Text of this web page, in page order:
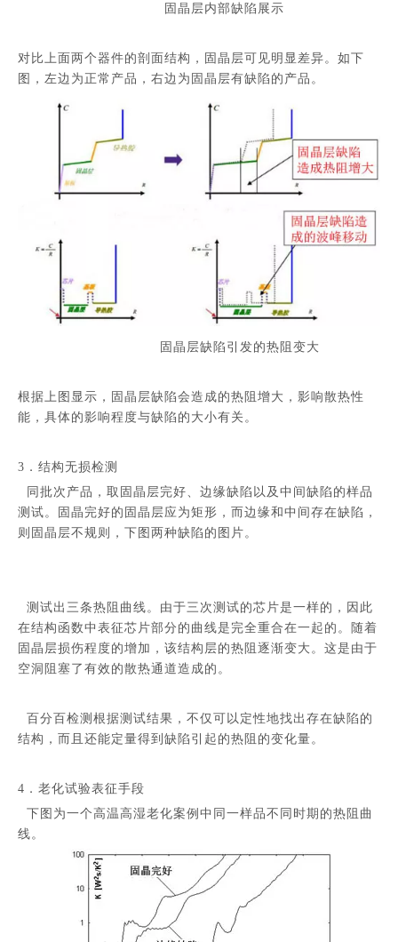
固晶层内部缺陷展示
对比上面两个器件的剖面结构，固晶层可见明显差异。如下
图，左边为正常产品，右边为固晶层有缺陷的产品。
固晶层缺陷引发的热阻变大
根据上图显示，固晶层缺陷会造成的热阻增大，影响散热性
能，具体的影响程度与缺陷的大小有关。
3．结构无损检测
同批次产品，取固晶层完好、边缘缺陷以及中间缺陷的样品
测试。固晶完好的固晶层应为矩形，而边缘和中间存在缺陷，
则固晶层不规则，下图两种缺陷的图片。
测试出三条热阻曲线。由于三次测试的芯片是一样的，因此
在结构函数中表征芯片部分的曲线是完全重合在一起的。随着
固晶层损伤程度的增加，该结构层的热阻逐渐变大。这是由于
空洞阻塞了有效的散热通道造成的。
百分百检测根据测试结果，不仅可以定性地找出存在缺陷的
结构，而且还能定量得到缺陷引起的热阻的变化量。
4．老化试验表征手段
下图为一个高温高湿老化案例中同一样品不同时期的热阻曲
线。